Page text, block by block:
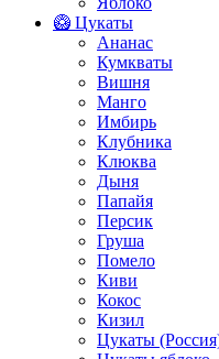
🥝 Цукаты
Ананас
Кумкваты
Вишня
Манго
Имбирь
Клубника
Клюква
Дыня
Папайя
Персик
Груша
Помело
Киви
Кокос
Кизил
Цукаты